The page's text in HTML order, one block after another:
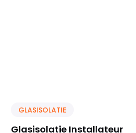
GLASISOLATIE
Glasisolatie Installateur